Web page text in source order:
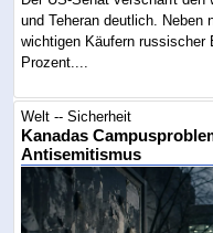
und Teheran deutlich. Neben
wichtigen Käufern russischer
Prozent....
Welt -- Sicherheit
Kanadas
Antisemitismus